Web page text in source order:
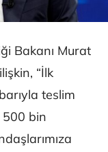
Bakanı Murat
“İlk
teslim
500 bin